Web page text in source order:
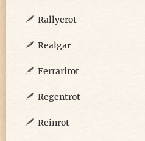
Rallyerot
Realgar
Ferrarirot
Regentrot
Reinrot